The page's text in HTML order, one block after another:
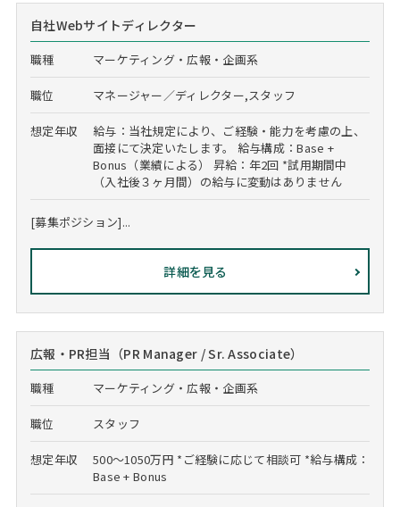
自社Webサイトディレクター
職種 マーケティング・広報・企画系
職位 マネージャー／ディレクター,スタッフ
想定年収
給与：当社規定により、ご経験・能力を考慮の上、
面接にて決定いたします。 給与構成：Base +
Bonus（業績による） 昇給：年2回 *試用期間中
（入社後３ヶ月間）の給与に変動はありません
[募集ポジション]...
詳細を見る
広報・PR担当（PR Manager / Sr. Associate）
職種 マーケティング・広報・企画系
職位 スタッフ
想定年収
500～1050万円 *ご経験に応じて相談可 *給与構成：
Base + Bonus